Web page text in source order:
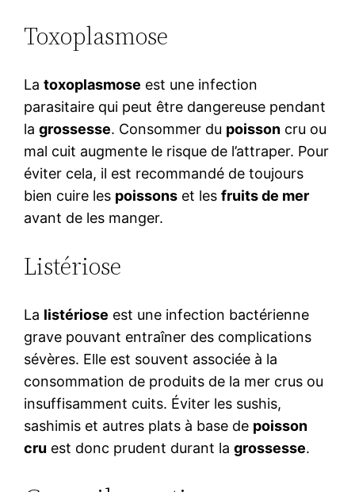
Toxoplasmose
Latoxoplasmose est une infection
parasitaire qui peut être dangereuse pendant
lagrossesse. Consommer du poisson cru ou
mal cuit augmente le risque de l’attraper. Pour
éviter cela, il est recommandé de toujours
bien cuire les poissons et lesfruits de mer
avant de les manger.
Listériose
La listériose est une infection bactérienne
grave pouvant entraîner des complications
sévères. Elle est souvent associée à la
consommation de produits de la mer crus ou
insuffisamment cuits. Éviter les sushis,
sashimis et autres plats à base de poisson
cru est donc prudent durant lagrossesse.